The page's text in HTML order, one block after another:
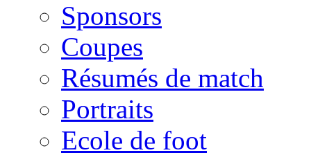
Sponsors
Coupes
Résumés de match
Portraits
Ecole de foot